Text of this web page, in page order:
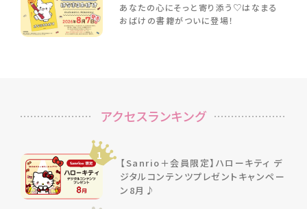
あなたの心にそっと寄り添う♡はなまる
おばけの書籍がついに登場！
アクセスランキング
1
【Sanrio＋会員限定】ハローキティ デ
ジタルコンテンツプレゼントキャンペー
ン8月♪